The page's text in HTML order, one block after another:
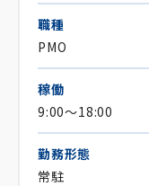
職種
PMO
稼働
9:00～18:00
勤務形態
常駐